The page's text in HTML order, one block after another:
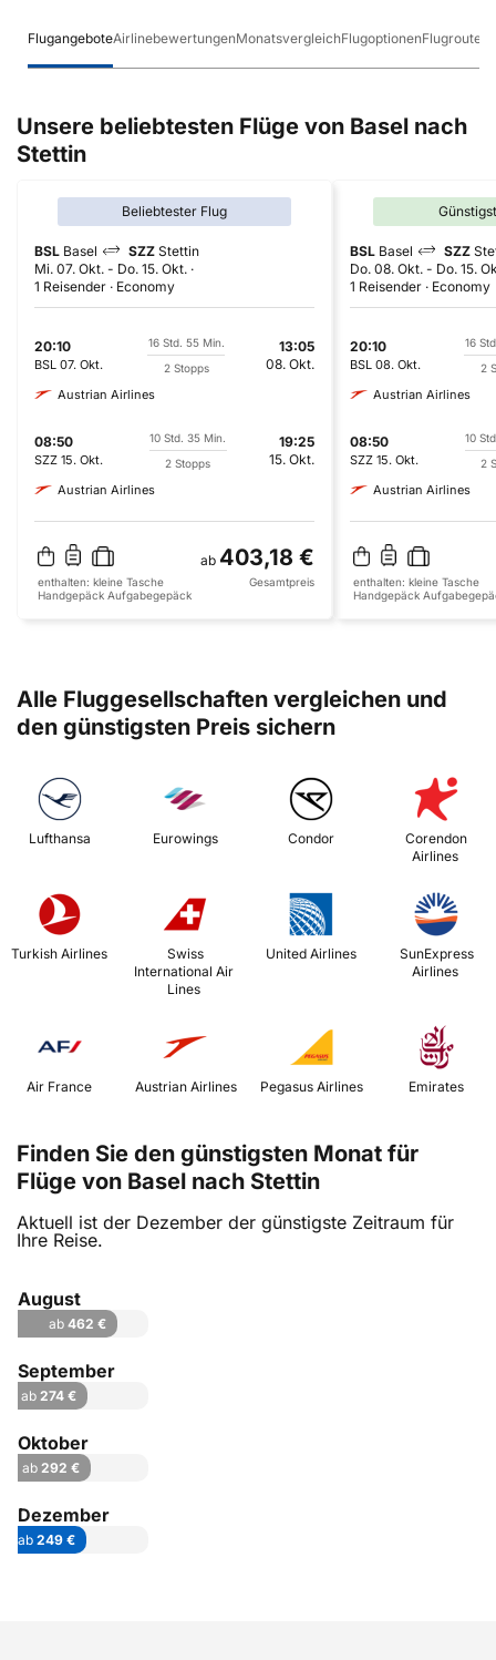
FlugangeboteAirlinebewertungenMonatsvergleichFlugoptionenFlugrouten
Unsere beliebtesten Flüge von Basel nach
Stettin
Beliebtester Flug
BSL Basel SZZ Stettin
Mi. 07. Okt. - Do. 15. Okt.
1 Reisender
Economy
20:10
BSL 07. Okt.
16 Std. 55 Min.
2 Stopps
13:05
08. Okt.
Austrian Airlines
08:50
SZZ 15. Okt.
10 Std. 35 Min.
2 Stopps
19:25
15. Okt.
Austrian Airlines
ab 403,18 €
enthalten: kleine Tasche
Handgepäck Aufgabegepäck
Gesamtpreis
BSL Basel SZZ
Do. 08. Okt. - Do. 15.
1 Reisender
Economy
20:10
BSL 08. Okt.
16
2
Austrian Airlines
08:50
SZZ 15. Okt.
10
2
Austrian Airlines
enthalten: kleine Tasche
Handgepäck
Alle Fluggesellschaften vergleichen und
den günstigsten Preis sichern
Lufthansa Eurowings Condor
Corendon
Airlines
Turkish Airlines
International Air
Lines
United Airlines
Airlines
Air France Austrian Airlines Emirates
Finden Sie den günstigsten Monat für
Flüge von Basel nach Stettin
Aktuell ist der Dezember der günstigste Zeitraum für
Ihre Reise.
August
ab 462 €
September
ab274 €
Oktober
ab 292 €
Dezember
ab 249 €